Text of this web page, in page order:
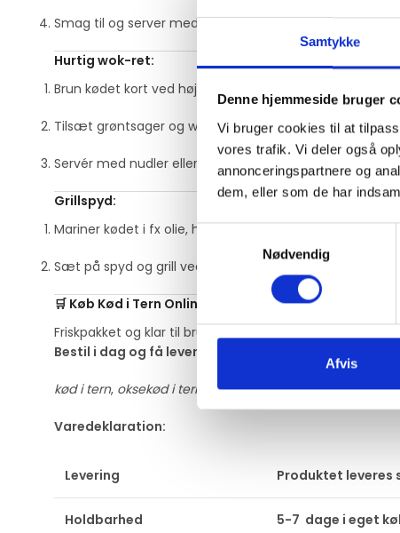
Samtykke
Denne hjemmeside bruger
Vi bruger cookies til at
vores trafik. Vi deler også
annonceringspartnere og
dem, eller som de har
Samtykkevalg
Nødvendig
Afvis
Smag til og server med kartoffelmos, ris eller rodfrugter
Hurtig wok-ret:
Brun kødet kort ved høj varme
Tilsæt grøntsager og wok-sauce
Servér med nudler eller ris
Grillspyd:
Mariner kødet i fx olie, hvidløg, citron og krydderier
Sæt på spyd og grill ved høj varme 2-3 min på hver side
🛒 Køb Kød i Tern Online
Friskpakket og klar til brug –
Bestil i dag og få leveret direkte til døren.
kød i tern, oksekød i tern grydekød ternet,ternet kød til
Varedeklaration:
Levering Produktet leveres
Holdbarhed 5-7 dage i eget